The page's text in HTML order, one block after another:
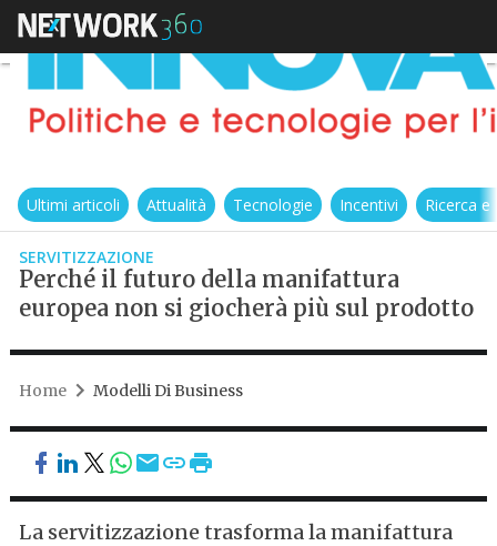
Ultimi articoli Attualità Tecnologie Incentivi Ricerca
SERVITIZZAZIONE
Perché il futuro della manifattura
europea non si giocherà più sul prodotto
Home Modelli Di Business
La servitizzazione trasforma la manifattura